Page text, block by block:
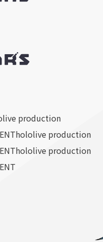
production
hololive production
hololive production